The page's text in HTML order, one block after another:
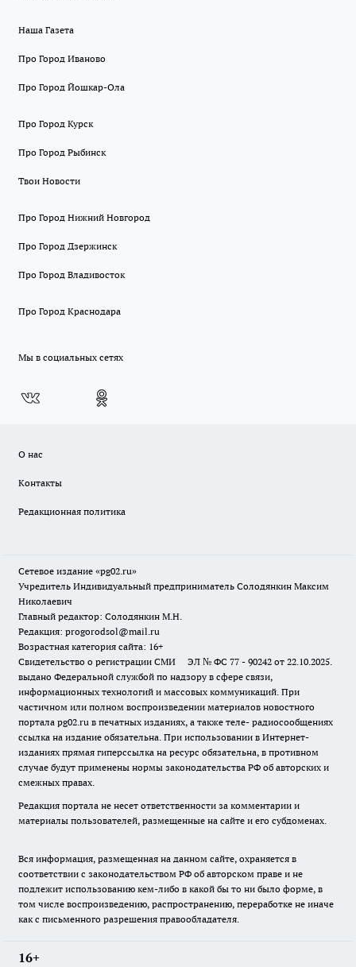
Наша Газета
Про Город Иваново
Про Город Йошкар-Ола
Про Город Курск
Про Город Рыбинск
Твои Новости
Про Город Нижний Новгород
Про Город Дзержинск
Про Город Владивосток
Про Город Краснодара
Мы в социальных сетях
О нас
Контакты
Редакционная политика
Сетевое издание «pg02.ru»
Учредитель Индивидуальный предприниматель Солодянкин Максим
Николаевич
Главный редактор: Солодянкин М.Н.
Редакция: progorodsol@mail.ru
Возрастная категория сайта: 16+
Свидетельство о регистрации СМИ ЭЛ № ФС 77 - 90242 от 22.10.2025.
выдано Федеральной службой по надзору в сфере связи,
информационных технологий и массовых коммуникаций. При
частичном или полном воспроизведении материалов новостного
портала pg02.ru в печатных изданиях, а также теле- радиосообщениях
ссылка на издание обязательна. При использовании в Интернет-
изданиях прямая гиперссылка на ресурс обязательна, в противном
случае будут применены нормы законодательства РФ об авторских и
смежных правах.
Редакция портала не несет ответственности за комментарии и
материалы пользователей, размещенные на сайте и его субдоменах.
Вся информация, размещенная на данном сайте, охраняется в
соответствии с законодательством РФ об авторском праве и не
подлежит использованию кем-либо в какой бы то ни было форме, в
том числе воспроизведению, распространению, переработке не иначе
как с письменного разрешения правообладателя.
16+